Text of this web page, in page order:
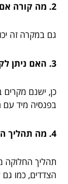
2. מה קורה אם אחד מבני הזוג לא עבד?
גם במקרה זה
3. האם ניתן לקבוע פנסיה מיידית בעת גירושין?
כן, ישנם
בפנסיה מיד עם
4. מה תהליך החלוקה של הפנסיה?
תהליך החלוקה
הצדדים, כמו גם